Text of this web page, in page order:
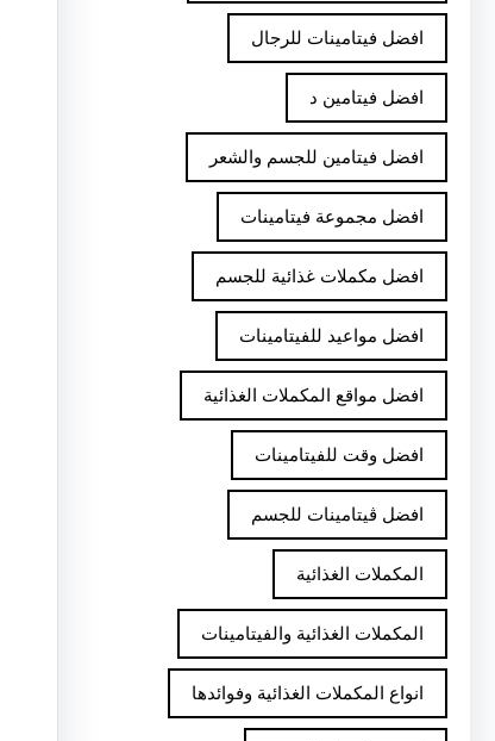
افضل فيتامينات للرجال
افضل فيتامين د
افضل فيتامين للجسم والشعر
افضل مجموعة فيتامينات
افضل مكملات غذائية للجسم
افضل مواعيد للفيتامينات
افضل مواقع المكملات الغذائية
افضل وقت للفيتامينات
افضل ڤيتامينات للجسم
المكملات الغذائية
المكملات الغذائية والفيتامينات
انواع المكملات الغذائية وفوائدها